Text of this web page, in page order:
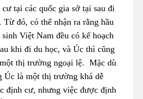
tại các quốc gia sở tại sau đi
Từ đó, có thể nhận ra rằng hầu
sinh Việt Nam đều có kế hoạch
khi đi du học, và Úc thì cũng
thị trường ngoại lệ. Mặc dù
Úc là một thị trường khá dễ
định cư, nhưng việc được định